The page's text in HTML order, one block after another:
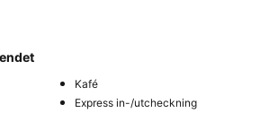
Kafé
Express in-/utcheckning